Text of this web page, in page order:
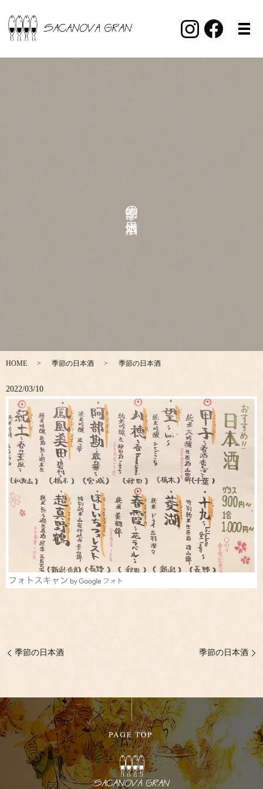
季節の日本酒
HOME 季節の日本酒 季節の日本酒
2022/03/10
季節の日本酒 季節の日本酒